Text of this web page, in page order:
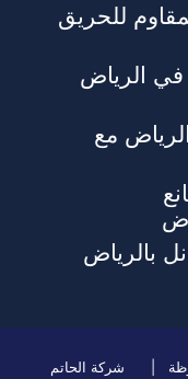
للحريق
الرياض
مع
بالرياض
شركة الحاتم